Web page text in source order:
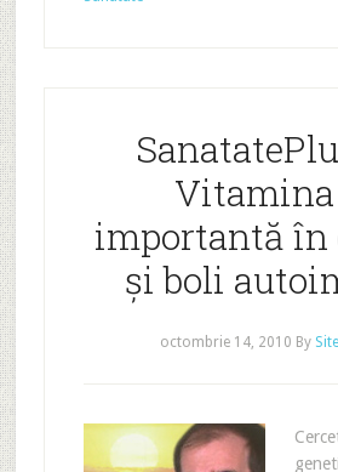
Vitamina
importantă în
şi boli
octombrie 14, 2010 By